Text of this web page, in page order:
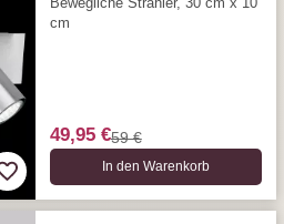
cm
49,95 €59 €
In den Warenkorb